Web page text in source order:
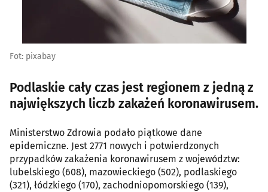
Fot: pixabay
Podlaskie cały czas jest regionem z jedną z
największych liczb zakażeń koronawirusem.
Ministerstwo Zdrowia podało piątkowe dane
epidemiczne. Jest 2771 nowych i potwierdzonych
przypadków zakażenia koronawirusem z województw:
lubelskiego (608), mazowieckiego (502), podlaskiego
(321), łódzkiego (170), zachodniopomorskiego (139),